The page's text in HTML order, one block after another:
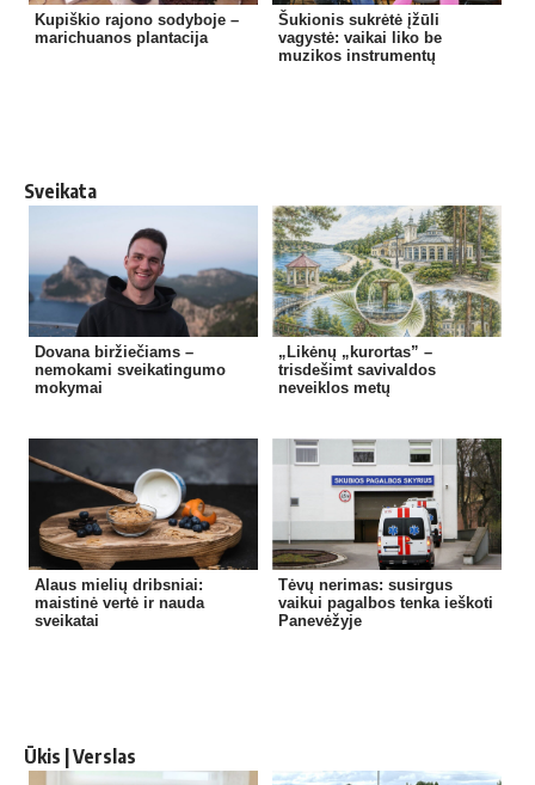
Kupiškio rajono sodyboje –
marichuanos plantacija
Šukionis sukrėtė įžūli
vagystė: vaikai liko be
muzikos instrumentų
Sveikata
Dovana biržiečiams –
nemokami sveikatingumo
mokymai
„Likėnų „kurortas” –
trisdešimt savivaldos
neveiklos metų
Alaus mielių dribsniai:
maistinė vertė ir nauda
sveikatai
Tėvų nerimas: susirgus
vaikui pagalbos tenka ieškoti
Panevėžyje
Ūkis | Verslas